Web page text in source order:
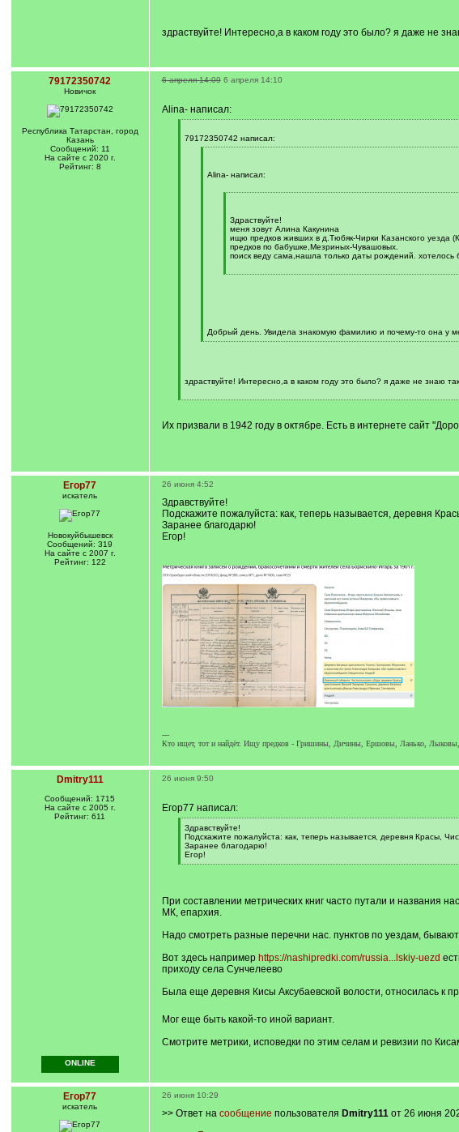
здраствуйте! Интересно,а в каком году это было? я даже не
79172350742
Новичок
Республика Татарстан, город
Казань
Сообщений: 11
На сайте с 2020 г.
Рейтинг: 8
6 апреля 14:09 6 апреля 14:10
Alina- написал:
q
79172350742 написал:
]Alina- написал:
]Здраствуйте!
меня зовут Алина Какунина
ищю предков живших в д.Тюбяк-Чирки Казанского уезда
предков по бабушке,Мезриных-Чувашовых.
поиск веду сама,нашла только даты рождений. хотелось
[
Добрый день. Увидела знакомую фамилию и почему-то она у
[
здраствуйте! Интересно,а в каком году это было? я даже не знаю
[
]
Их призвали в 1942 году в октябре. Есть в интернете сайт
Егор77
искатель
Новокуйбышевск
Сообщений: 319
На сайте с 2007 г.
Рейтинг: 122
26 июня 4:52
Здравствуйте!
Подскажите пожалуйста: как, теперь называется, деревня
Заранее благодарю!
Егор!
---
Кто ищет, тот и найдёт. Ищу предков - Гришины, Дичины, Ершовы, Ланько,
Dmitry111
Сообщений: 1715
На сайте с 2005 г.
Рейтинг: 611
26 июня 9:50
Егор77 написал:
[
q
]
Здравствуйте!
Подскажите пожалуйста: как, теперь называется, деревня Красы,
Заранее благодарю!
Егор!
[
При составлении метрических книг часто путали и названия
МК, епархия.
Надо смотреть разные перечни нас. пунктов по уездам,
Вот здесь например https://nashipredki.com/russia...lskiy-uezd
приходу села Сунчелеево
Была еще деревня Кисы Аксубаевской волости, относилась к
Мог еще быть какой-то иной вариант.
Смотрите метрики, исповедки по этим селам и ревизии по
ONLINE
Егор77
искатель
26 июня 10:29
>> Ответ на сообщение пользователя Dmitry111от 26 июня